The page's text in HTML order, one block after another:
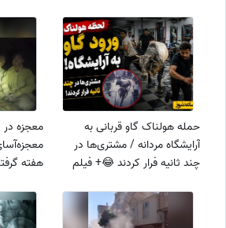
حمله هولناک گاو قربانی به
آرایشگاه مردانه / مشتری‌ها در
چند ثانیه فرار کردند 😂+ فیلم
معجزه
هفته
میکنه +